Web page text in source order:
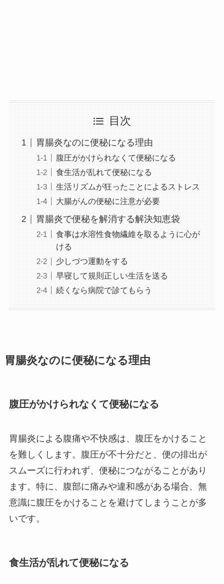
目次
胃腸炎なのに便秘になる理由
腹圧がかけられなくて便秘になる
食生活が乱れて便秘になる
生活リズムが狂ったことによるストレス
大腸がんの便秘に注意が必要
胃腸炎で便秘を解消する解決知恵袋
食事は水溶性食物繊維を取るように心が
ける
少しづつ運動をする
早寝して規則正しい生活を送る
続くなら病院で診てもらう
胃腸炎なのに便秘になる理由
腹圧がかけられなくて便秘になる
胃腸炎による腹痛や不快感は、腹圧をかけること
を難しくします。腹圧が不十分だと、便の排出が
スムーズに行われず、便秘につながることがあり
ます。特に、腹部に痛みや違和感がある場合、無
意識に腹圧をかけることを避けてしまうことが多
いです。
食生活が乱れて便秘になる